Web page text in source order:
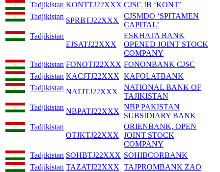
Tadjikistan KONTTJ22XXX CJSC IB ‘KONT’
Tadjikistan SPRBTJ22XXX
CJSMDO ‘SPITAMEN
CAPITAL’
Tadjikistan
EJSATJ22XXX
ESKHATA BANK
OPENED JOINT STOCK
COMPANY
Tadjikistan FONOTJ22XXX FONONBANK CJSC
Tadjikistan KACJTJ22XXX KAFOLATBANK
Tadjikistan NATJTJ22XXX
NATIONAL BANK OF
TAJIKISTAN
Tadjikistan NBPATJ22XXX
NBP PAKISTAN
SUBSIDIARY BANK
Tadjikistan
OTJKTJ22XXX
ORIENBANK, OPEN
JOINT STOCK
COMPANY
Tadjikistan SOHBTJ22XXX SOHIBCORBANK
Tadjikistan TAZATJ22XXX TAJPROMBANK ZAO